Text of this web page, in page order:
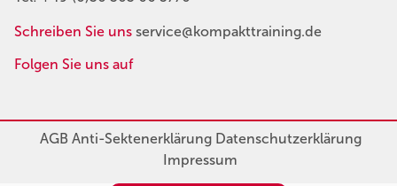
Schreiben Sie uns service@kompakttraining.de
Folgen Sie uns auf
AGBAnti-SektenerklärungDatenschutzerklärung
Impressum